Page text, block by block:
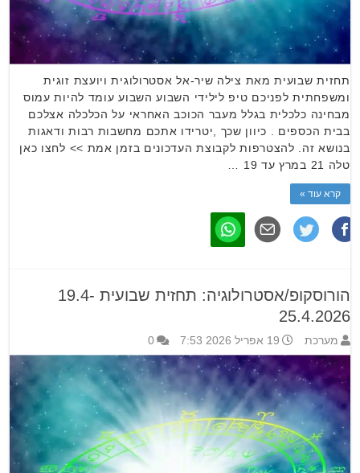
תחזית שבועית מאת צילה שיר-אל אסטרולוגית ויועצת זוגית
ומשפחתית לפניכם טיפ לילידי השבוע השבוע עומד להיות עמוס
מבחינה כלכלית בגלל מעבר הכוכב האחראי על הכלכלה אצלכם
בבית הכספים . כיוון שכך ,יטרידו אתכם מחשבות רבות ודאגות
בנושא זה. להצטרפות לקבוצת העדכונים בזמן אמת >> לחצו כאן
טלה 21 במרץ עד 19 …
קרא עוד »
הורוסקופ/אסטרולוגיה: תחזית שבועית 19.4-
25.4.2026
מערכת 19 אפריל 2026 7:53 0